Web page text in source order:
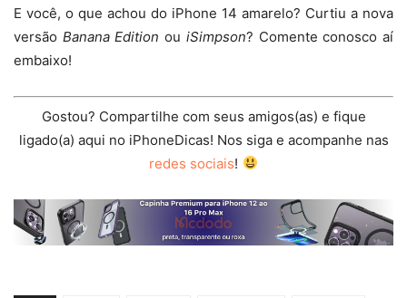
E você, o que achou do iPhone 14 amarelo? Curtiu a nova
versão Banana Edition ou iSimpson? Comente conosco aí
embaixo!
Gostou? Compartilhe com seus amigos(as) e fique
ligado(a) aqui no iPhoneDicas! Nos siga e acompanhe nas
redes sociais!